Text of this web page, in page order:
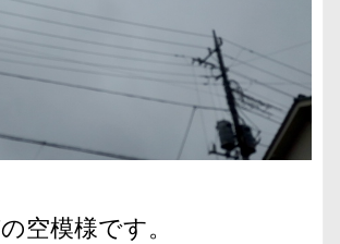
空模様です。